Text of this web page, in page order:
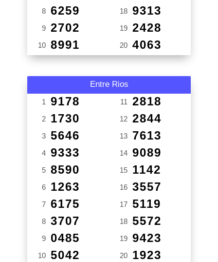
8 6259
9 2702
10 8991
18 9313
19 2428
20 4063
Entre Rios
1 9178
2 1730
3 5646
4 9333
5 8590
6 1263
7 6175
8 3707
9 0485
10 5042
11 2818
12 2844
13 7613
14 9089
15 1142
16 3557
17 5119
18 5572
19 9423
20 1923